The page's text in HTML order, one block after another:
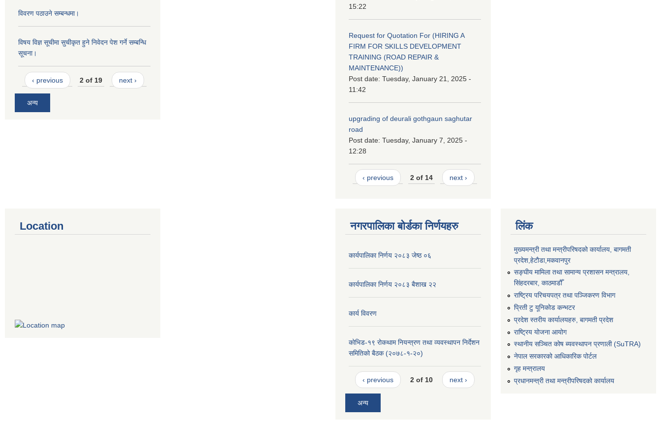
विवरण पठाउने सम्बन्धमा।
विषय विज्ञ सूचीमा सुचीकृत हुने निवेदन पेश गर्ने सम्बन्धि
सूचना।
‹ previous 2 of 19 next ›
अन्य
15:22
Request for Quotation For (HIRING A
FIRM FOR SKILLS DEVELOPMENT
TRAINING (ROAD REPAIR &
MAINTENANCE))
Post date: Tuesday, January 21, 2025 -
11:42
upgrading of deurali gothgaun saghutar
road
Post date: Tuesday, January 7, 2025 -
12:28
‹ previous 2 of 14 next ›
Location नगरपालिका बोर्डका निर्णयहरु
कार्यपालिका निर्णय २०८३ जेष्ठ ०६
कार्यपालिका निर्णय २०८३ बैशाख २२
कार्य विवरण
कोभिड-१९ रोकथाम नियन्त्रण तथा व्यवस्थापन निर्देशन
समितिको बैठक (२०७८-१-२०)
‹ previous 2 of 10 next ›
अन्य
लिंक
मुख्यमन्त्री तथा मन्त्रीपरिषदको कार्यालय, बागमती
प्रदेश,हेटाैडा,मकवानपुर
सङ्‍घीय मामिला तथा सामान्य प्रशासन मन्त्रालय,
सिंहदरबार, काठमाडौँ
राष्ट्रिय परिचयपत्र तथा पञ्जिकरण विभाग
प्रिती टु यूनिकोड कन्भटर
प्रदेश स्तरीय कार्यालयहरु, बागमती प्रदेश
राष्ट्रिय योजना आयोग
स्थानीय सञ्चित कोष ब्यवस्थापन प्रणाली (SuTRA)
नेपाल सरकारको आधिकारिक पोर्टल
गृह मन्त्रालय
प्रधानमन्त्री तथा मन्त्रीपरिषदको कार्यालय